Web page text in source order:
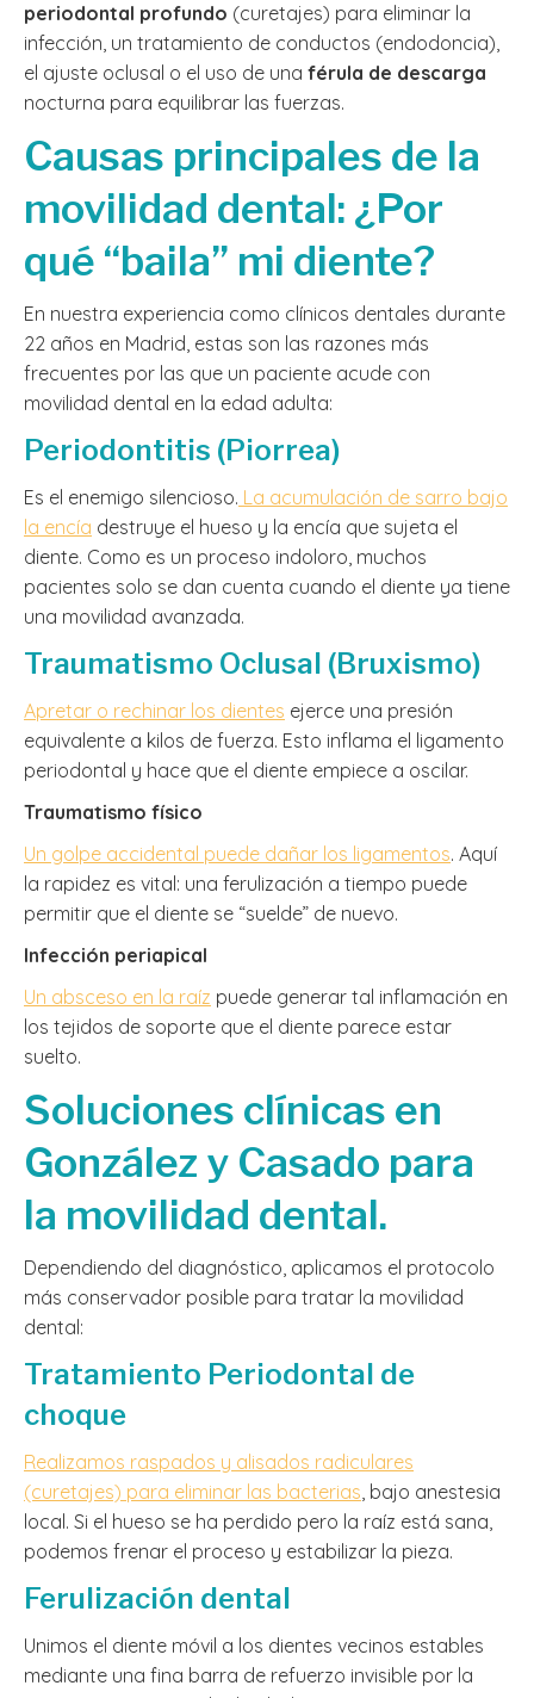
periodontal profundo (curetajes) para eliminar la
infección, un tratamiento de conductos (endodoncia),
el ajuste oclusal o el uso de una férula de descarga
nocturna para equilibrar las fuerzas.
Causas principales de la
movilidad dental: ¿Por
qué “baila” mi diente?
En nuestra experiencia como clínicos dentales durante
22 años en Madrid, estas son las razones más
frecuentes por las que un paciente acude con
movilidad dental en la edad adulta:
Periodontitis (Piorrea)
Es el enemigo silencioso. La acumulación de sarro bajo
la encía destruye el hueso y la encía que sujeta el
diente. Como es un proceso indoloro, muchos
pacientes solo se dan cuenta cuando el diente ya tiene
una movilidad avanzada.
Traumatismo Oclusal (Bruxismo)
Apretar o rechinar los dientes ejerce una presión
equivalente a kilos de fuerza. Esto inflama el ligamento
periodontal y hace que el diente empiece a oscilar.
Traumatismo físico
Un golpe accidental puede dañar los ligamentos. Aquí
la rapidez es vital: una ferulización a tiempo puede
permitir que el diente se “suelde” de nuevo.
Infección periapical
Un absceso en la raíz puede generar tal inflamación en
los tejidos de soporte que el diente parece estar
suelto.
Soluciones clínicas en
González y Casado para
la movilidad dental.
Dependiendo del diagnóstico, aplicamos el protocolo
más conservador posible para tratar la movilidad
dental:
Tratamiento Periodontal de
choque
Realizamos raspados y alisados radiculares
(curetajes) para eliminar las bacterias, bajo anestesia
local. Si el hueso se ha perdido pero la raíz está sana,
podemos frenar el proceso y estabilizar la pieza.
Ferulización dental
Unimos el diente móvil a los dientes vecinos estables
mediante una fina barra de refuerzo invisible por la